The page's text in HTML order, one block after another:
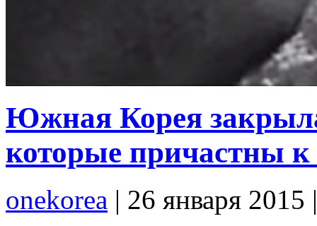
Южная Корея
которые причастны
onekorea | 26 января 2015